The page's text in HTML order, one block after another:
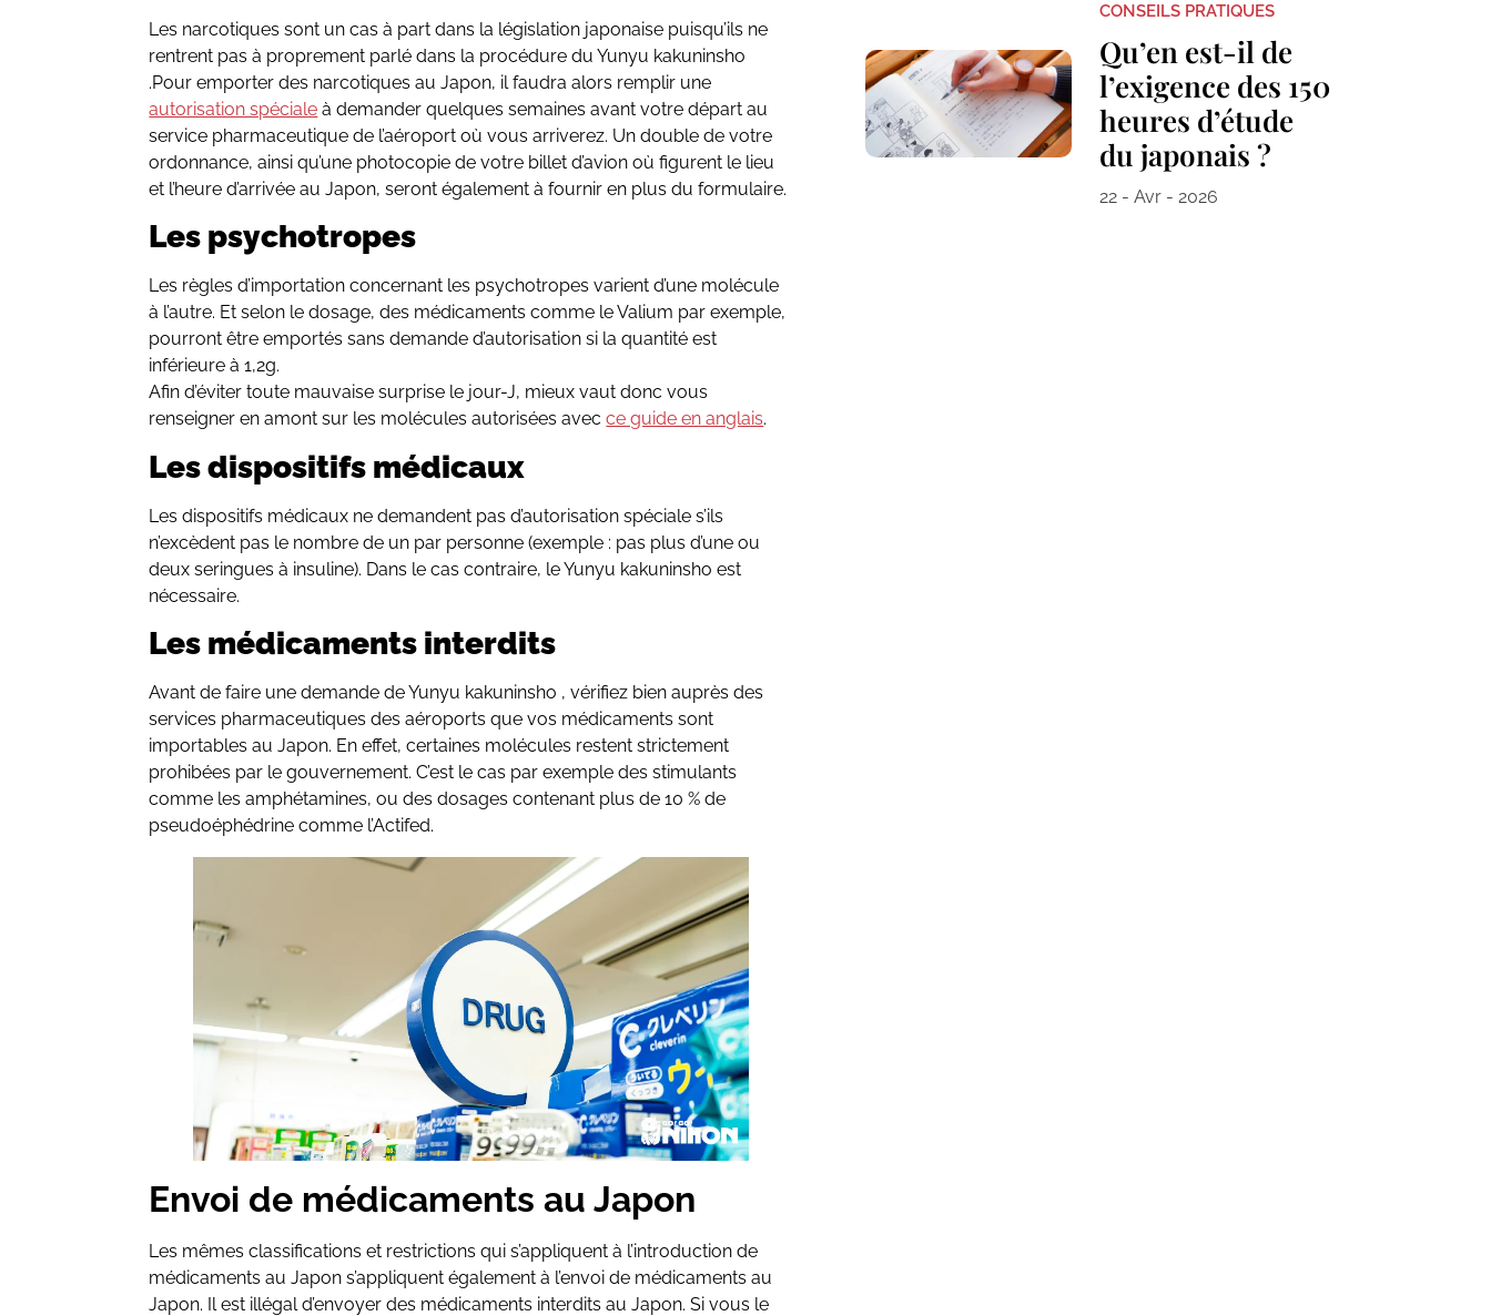
Les narcotiques sont un cas à part dans la législation japonaise puisqu’ils ne
rentrent pas à proprement parlé dans la procédure du Yunyu kakuninsho
.Pour emporter des narcotiques au Japon, il faudra alors remplir une
autorisation spéciale à demander quelques semaines avant votre départ au
service pharmaceutique de l’aéroport où vous arriverez. Un double de votre
ordonnance, ainsi qu’une photocopie de votre billet d’avion où figurent le lieu
et l’heure d’arrivée au Japon, seront également à fournir en plus du formulaire.
Les psychotropes
Les règles d’importation concernant les psychotropes varient d’une molécule
à l’autre. Et selon le dosage, des médicaments comme le Valium par exemple,
pourront être emportés sans demande d’autorisation si la quantité est
inférieure à 1,2g.
Afin d’éviter toute mauvaise surprise le jour-J, mieux vaut donc vous
renseigner en amont sur les molécules autorisées avecce guide en anglais.
Les dispositifs médicaux
Les dispositifs médicaux ne demandent pas d’autorisation spéciale s’ils
n’excèdent pas le nombre de un par personne (exemple : pas plus d’une ou
deux seringues à insuline). Dans le cas contraire, le Yunyu kakuninsho est
nécessaire.
Les médicaments interdits
Avant de faire une demande de Yunyu kakuninsho , vérifiez bien auprès des
services pharmaceutiques des aéroports que vos médicaments sont
importables au Japon. En effet, certaines molécules restent strictement
prohibées par le gouvernement. C’est le cas par exemple des stimulants
comme les amphétamines, ou des dosages contenant plus de 10 % de
pseudoéphédrine comme l’Actifed.
Envoi de médicaments au Japon
Les mêmes classifications et restrictions qui s’appliquent à l’introduction de
médicaments au Japon s’appliquent également à l’envoi de médicaments au
Japon. Il est illégal d’envoyer des médicaments interdits au Japon. Si vous le
CONSEILS PRATIQUES
Qu’en est-il de
l’exigence des 150
heures d’étude
du japonais ?
22 - Avr - 2026